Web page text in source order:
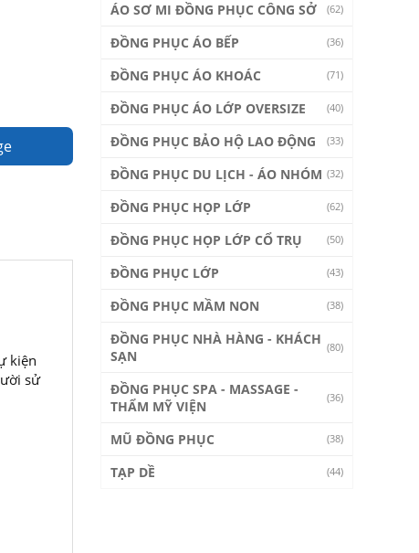
kiện
sử
ÁO SƠ MI ĐỒNG PHỤC CÔNG SỞ (62)
ĐỒNG PHỤC ÁO BẾP (36)
ĐỒNG PHỤC ÁO KHOÁC (71)
ĐỒNG PHỤC ÁO LỚP OVERSIZE (40)
ĐỒNG PHỤC BẢO HỘ LAO ĐỘNG (33)
ĐỒNG PHỤC DU LỊCH - ÁO NHÓM (32)
ĐỒNG PHỤC HỌP LỚP (62)
ĐỒNG PHỤC HỌP LỚP CỔ TRỤ (50)
ĐỒNG PHỤC LỚP (43)
ĐỒNG PHỤC MẦM NON (38)
ĐỒNG PHỤC NHÀ HÀNG - KHÁCH
SẠN
(80)
ĐỒNG PHỤC SPA - MASSAGE -
THẨM MỸ VIỆN
(36)
MŨ ĐỒNG PHỤC (38)
TẠP DỀ (44)